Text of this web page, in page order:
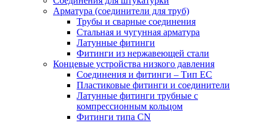
Арматура (соединители для труб)
Трубы и сварные соединения
Стальная и чугунная арматура
Латунные фитинги
Фитинги из нержавеющей стали
Концевые устройства низкого давления
Соединения и фитинги – Тип EC
Пластиковые фитинги и соединители
Латунные фитинги трубные с
компрессионным кольцом
Фитинги типа CN